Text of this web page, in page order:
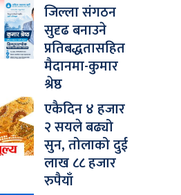
जिल्ला संगठन
सुदृढ बनाउने
प्रतिबद्धतासहित
मैदानमा-कुमार
श्रेष्ठ
एकैदिन ४ हजार
२ सयले बढ्यो
सुन, तोलाको दुई
लाख ८८ हजार
रुपैयाँ